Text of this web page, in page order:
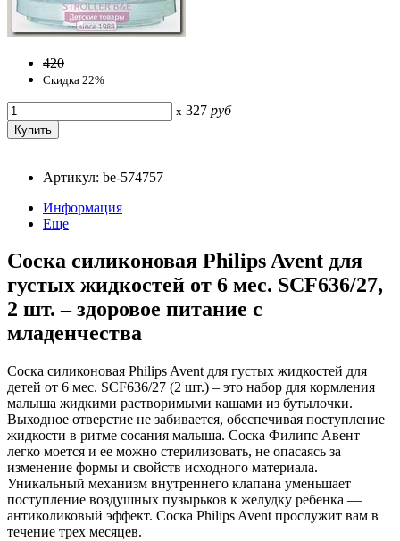
420
Скидка 22%
x 327 руб
Артикул: be-574757
Информация
Еще
Соска силиконовая Philips Avent для
густых жидкостей от 6 мес. SCF636/27,
2 шт. – здоровое питание с
младенчества
Соска силиконовая Philips Avent для густых жидкостей для
детей от 6 мес. SCF636/27 (2 шт.) – это набор для кормления
малыша жидкими растворимыми кашами из бутылочки.
Выходное отверстие не забивается, обеспечивая поступление
жидкости в ритме сосания малыша. Соска Филипс Авент
легко моется и ее можно стерилизовать, не опасаясь за
изменение формы и свойств исходного материала.
Уникальный механизм внутреннего клапана уменьшает
поступление воздушных пузырьков к желудку ребенка —
антиколиковый эффект. Соска Philips Avent прослужит вам в
течение трех месяцев.